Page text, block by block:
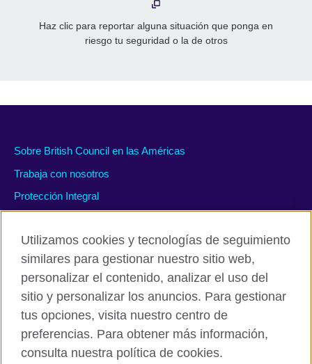
Haz clic para reportar alguna situación que ponga en
riesgo tu seguridad o la de otros
Sobre British Council en las Américas
Trabaja con nosotros
Protección Integral
Políticas de privacidad y condiciones de uso
Accesibilidad
Cookies
Mapa del sitio
Utilizamos cookies y tecnologías de seguimiento
similares para gestionar nuestro sitio web,
personalizar el contenido, analizar el uso del
sitio y personalizar los anuncios. Para gestionar
tus opciones, visita nuestro centro de
preferencias. Para obtener más información,
consulta nuestra política de cookies.